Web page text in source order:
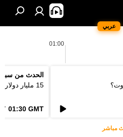
عربي
01:00
الحدث من
15 مليار دولار... كيف ستعالج اوروبا فاتورة الحرائق؟
01:30 GMT
57
مباشر